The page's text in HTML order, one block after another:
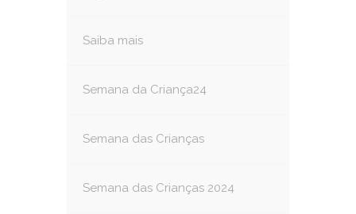
Saiba mais
Semana da Criança24
Semana das Crianças
Semana das Crianças 2024